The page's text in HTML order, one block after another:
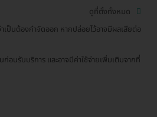
ดูที่ตั้งทั้งหมด
ป็นต้องกำจัดออก หากปล่อยไว้อาจมีผลเสียต่อ
อนรับบริการ และอาจมีค่าใช้จ่ายเพิ่มเติมจากที่